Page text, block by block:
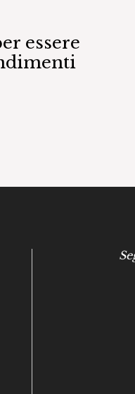
essere